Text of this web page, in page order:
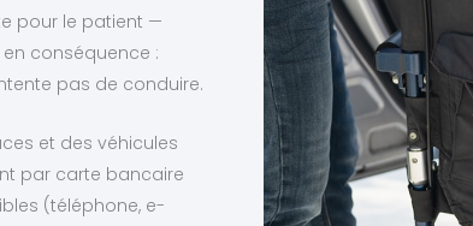
pour le patient —
conséquence :
pas de conduire.
et des véhicules
par carte bancaire
(téléphone, e-